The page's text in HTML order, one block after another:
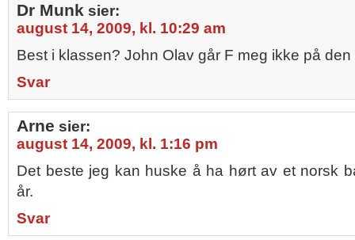
Dr Munk sier:
august 14, 2009, kl. 10:29 am
Best i klassen? John Olav går F meg ikke på
Svar
Arne sier:
august 14, 2009, kl. 1:16 pm
Det beste jeg kan huske å ha hørt av et norsk
år.
Svar